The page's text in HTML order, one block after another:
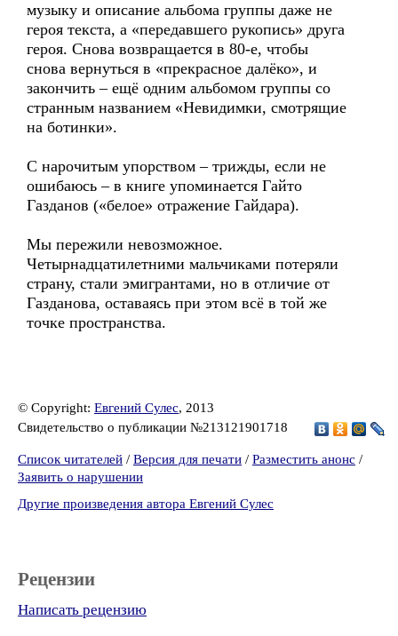
музыку и описание альбома группы даже не
героя текста, а «передавшего рукопись» друга
героя. Снова возвращается в 80-е, чтобы
снова вернуться в «прекрасное далёко», и
закончить – ещё одним альбомом группы со
странным названием «Невидимки, смотрящие
на ботинки».
С нарочитым упорством – трижды, если не
ошибаюсь – в книге упоминается Гайто
Газданов («белое» отражение Гайдара).
Мы пережили невозможное.
Четырнадцатилетними мальчиками потеряли
страну, стали эмигрантами, но в отличие от
Газданова, оставаясь при этом всё в той же
точке пространства.
© Copyright: Евгений Сулес, 2013
Свидетельство о публикации №213121901718
Список читателей / Версия для печати / Разместить анонс /
Заявить о нарушении
Другие произведения автора Евгений Сулес
Рецензии
Написать рецензию